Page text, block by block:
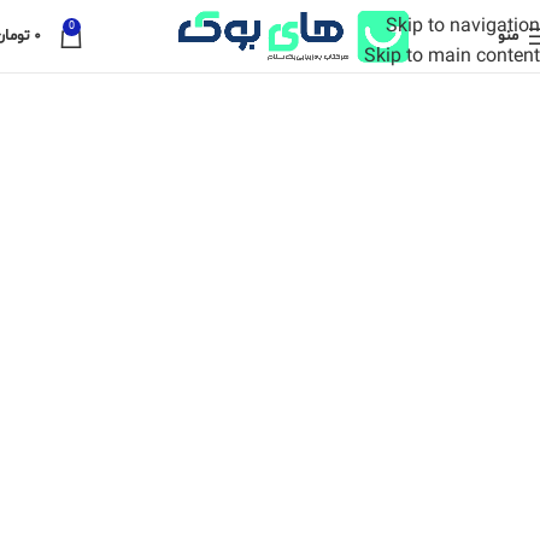
Skip to navigation
Skip to main content
منو 0 ۰